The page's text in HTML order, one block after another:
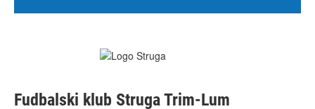
Fudbalski klub Struga Trim-Lum